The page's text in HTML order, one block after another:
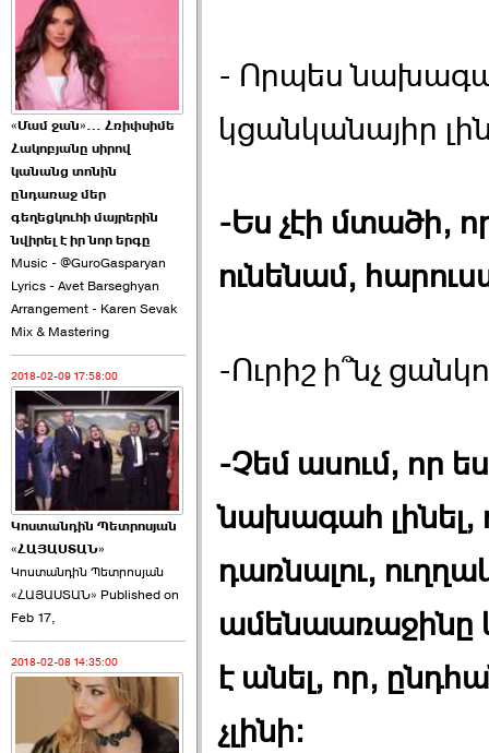
2026-06-10 22:55:00
Ուշքի չենք գալիս այն
խայտառակ ›››
2026-06-09 15:05:00
Ծառուկյանի փեսան
վնասել է ›››
2026-06-09 07:11:00
Այս ընդդիմությունը
կվերցնի ›››
2026-06-09 00:41:00
«Մամ ջան»… Հռիփսիմե
Հակոբյանը սիրով
կանանց տոնին
ընդառաջ մեր
գեղեցկուհի մայրերին
նվիրել է իր նոր երգը
Music - @GuroGasparyan
Lyrics - Avet Barseghyan
Arrangement - Karen Sevak
Mix & Mastering
2018-02-09 17:58:00
Կոստանդին Պետրոսյան
«ՀԱՅԱՍՏԱՆ»
Կոստանդին Պետրոսյան
«ՀԱՅԱՍՏԱՆ» Published on
Feb 17,
2018-02-08 14:35:00
- Որպես
կցանկանայիր
-Ես չէի մտածի,
ունենամ,
-Ուրիշ ի՞նչ
-Չեմ ասում, որ
նախագահ լինել,
դառնալու,
ամենաառաջինը
է անել, որ,
չլինի: